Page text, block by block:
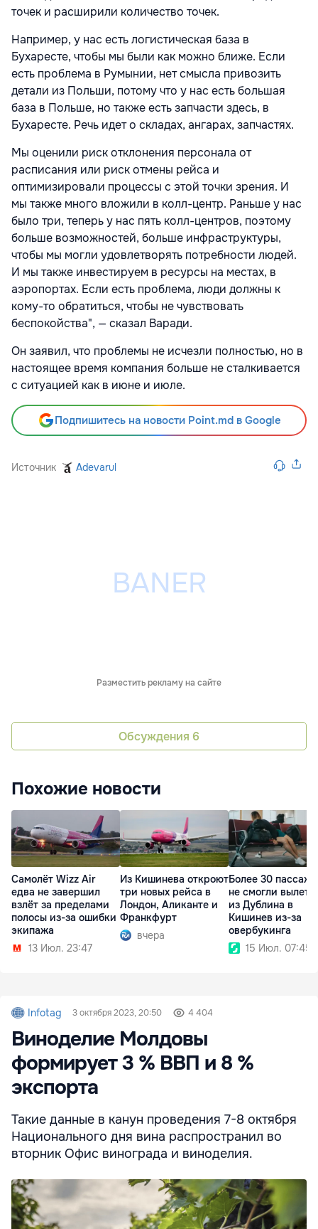
точек и расширили количество точек.
Например, у нас есть логистическая база в
Бухаресте, чтобы мы были как можно ближе. Если
есть проблема в Румынии, нет смысла привозить
детали из Польши, потому что у нас есть большая
база в Польше, но также есть запчасти здесь, в
Бухаресте. Речь идет о складах, ангарах, запчастях.
Мы оценили риск отклонения персонала от
расписания или риск отмены рейса и
оптимизировали процессы с этой точки зрения. И
мы также много вложили в колл-центр. Раньше у нас
было три, теперь у нас пять колл-центров, поэтому
больше возможностей, больше инфраструктуры,
чтобы мы могли удовлетворять потребности людей.
И мы также инвестируем в ресурсы на местах, в
аэропортах. Если есть проблема, люди должны к
кому-то обратиться, чтобы не чувствовать
беспокойства", — сказал Варади.
Он заявил, что проблемы не исчезли полностью, но в
настоящее время компания больше не сталкивается
с ситуацией как в июне и июле.
Подпишитесь на новости Point.md в Google
Источник Adevarul
Разместить рекламу на сайте
Обсуждения 6
Похожие новости
Самолёт Wizz Air
едва не завершил
взлёт за пределами
полосы из-за ошибки
экипажа
13 Июл. 23:47
Из Кишинева откроют
три новых рейса в
Лондон, Аликанте и
Франкфурт
вчера
Более 30
не смогли
из Дублина в
Кишинев из-за
овербукинга
15 Июл. 07:45
Infotag 3 октября 2023, 20:50 4 404
Виноделие Молдовы
формирует 3 % ВВП и 8 %
экспорта
Такие данные в канун проведения 7-8 октября
Национального дня вина распространил во
вторник Офис винограда и виноделия.